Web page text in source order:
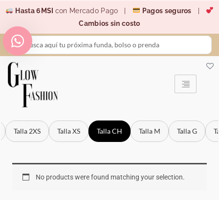
contenido
Hasta 6MSI con Mercado Pago | Pagos seguros
Cambios sin costo
Search
...
Talla 2XS Talla XS Talla CH Talla M Talla G
No products were found matching your selection.